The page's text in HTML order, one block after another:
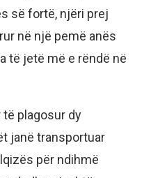
së fortë, njëri prej
në një pemë anës
të jetë më e rëndë në
plagosur dy
janë transportuar
për ndihmë